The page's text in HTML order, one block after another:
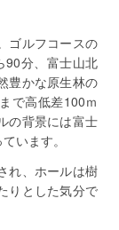
ゴルフコースの
90分、富士山北
豊かな原生林の
で高低差100ｍ
の背景には富士
います。
れ、ホールは樹
りとした気分で